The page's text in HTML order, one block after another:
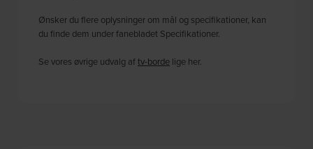
Ønsker du flere oplysninger om mål og specifikationer, kan
du finde dem under fanebladet Specifikationer.
Se vores øvrige udvalg aftv-borde lige her.